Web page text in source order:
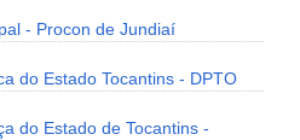
- Procon de Jundiaí
do Estado Tocantins - DPTO
do Estado de Tocantins -